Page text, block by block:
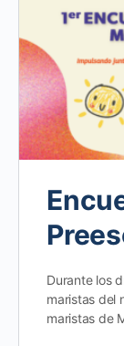
Durante los
maristas del
maristas de